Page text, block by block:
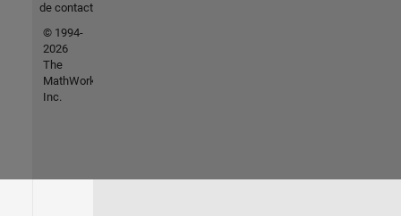
de contacto
© 1994-
2026
The
MathWorks,
Inc.